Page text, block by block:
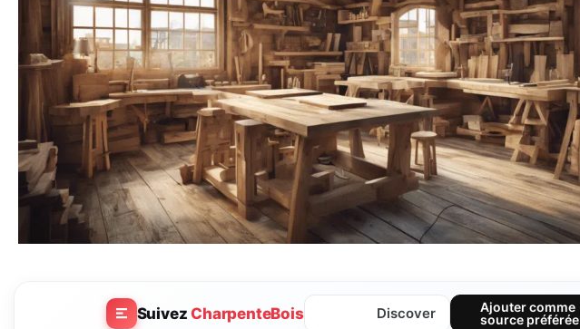
SuivezCharpenteBois Discover
Ajouter comme
source préférée